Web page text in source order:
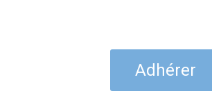
Adhérer